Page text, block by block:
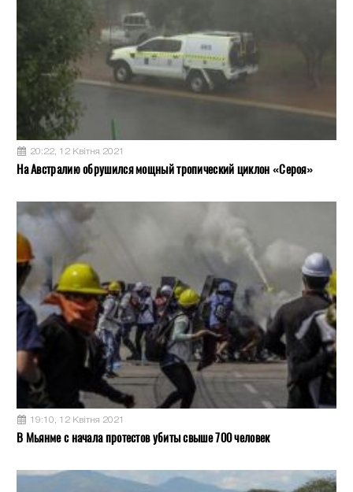
20:22, 12 Квітня 2021
На Австралию обрушился мощный тропический циклон «Сероя»
19:10, 12 Квітня 2021
В Мьянме с начала протестов убиты свыше 700 человек